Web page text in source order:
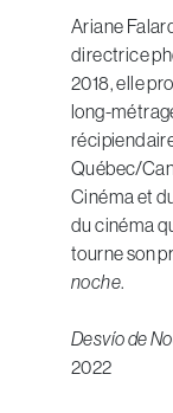
Ariane
directrice
2018, elle
long-
Québec/
Cinéma et
du cinéma
tourne son
noche.
Desvío de
2022